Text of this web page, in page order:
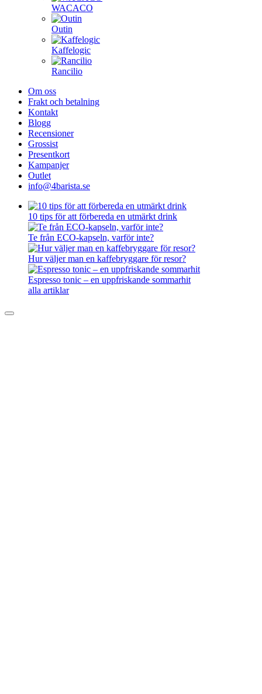
WACACO
Outin
Kaffelogic
Rancilio
Om oss
Frakt och betalning
Kontakt
Blogg
Recensioner
Grossist
Presentkort
Kampanjer
Outlet
info@4barista.se
10 tips för att förbereda en utmärkt drink
Te från ECO-kapseln, varför inte?
Hur väljer man en kaffebryggare för resor?
Espresso tonic – en uppfriskande sommarhit
alla artiklar